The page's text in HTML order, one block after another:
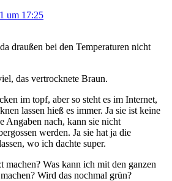
um 17:25
draußen bei den Temperaturen nicht
das vertrocknete Braun.
im topf, aber so steht es im Internet,
lassen hieß es immer. Ja sie ist keine
Angaben nach, kann sie nicht
werden. Ja sie hat ja die
wo ich dachte super.
machen? Was kann ich mit den ganzen
Wird das nochmal grün?